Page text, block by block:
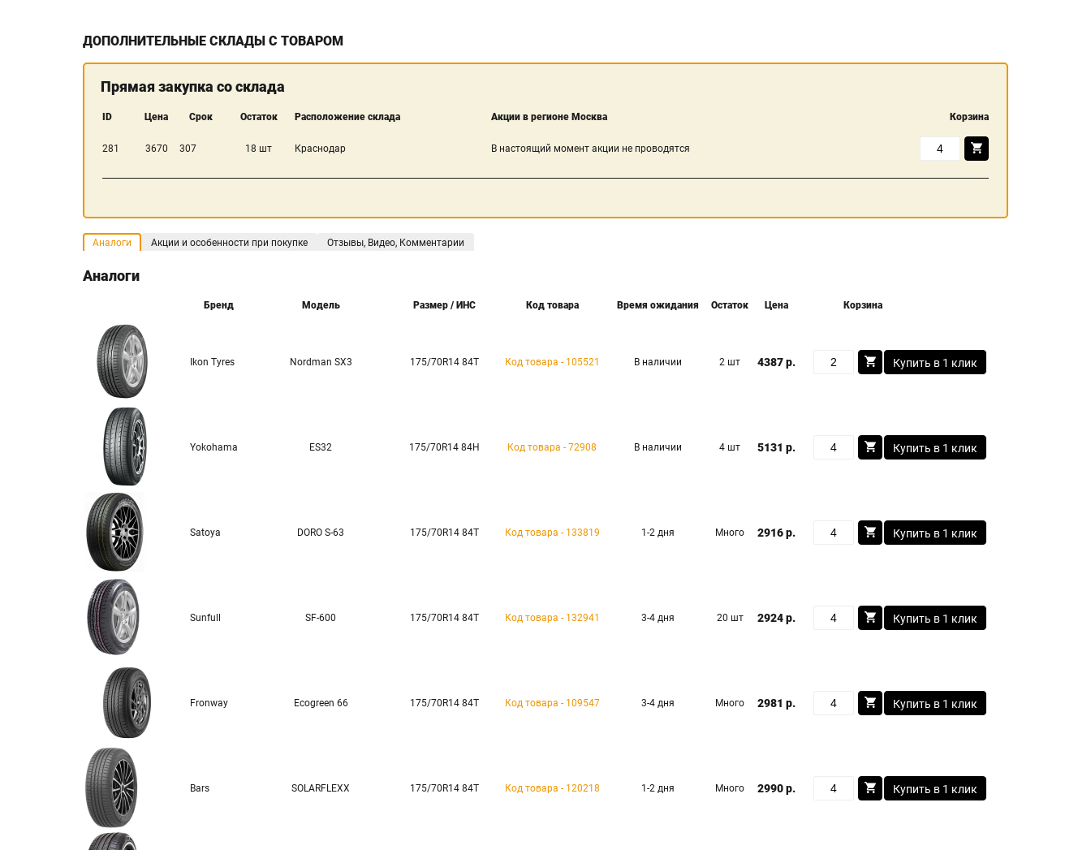
ДОПОЛНИТЕЛЬНЫЕ СКЛАДЫ С ТОВАРОМ
Прямая закупка со склада
ID Цена Срок Остаток Расположение склада Акции в регионе Москва Корзина
281 3670 307 18 шт Краснодар В настоящий момент акции не проводятся
Аналоги Акции и особенности при покупке Отзывы, Видео, Комментарии
Аналоги
Бренд Модель Размер / ИНС Код товара Время ожидания Остаток Цена Корзина
Ikon Tyres Nordman SX3 175/70R14 84T Код товара - 105521 В наличии 2 шт 4387 р. Купить в 1 клик
Yokohama ES32 175/70R14 84H Код товара - 72908 В наличии 4 шт 5131 р. Купить в 1 клик
Satoya DORO S-63 175/70R14 84T Код товара - 133819 1-2 дня Много 2916 р. Купить в 1 клик
Sunfull SF-600 175/70R14 84T Код товара - 132941 3-4 дня 20 шт 2924 р. Купить в 1 клик
Fronway Ecogreen 66 175/70R14 84T Код товара - 109547 3-4 дня Много 2981 р. Купить в 1 клик
Bars SOLARFLEXX 175/70R14 84T Код товара - 120218 1-2 дня Много 2990 р. Купить в 1 клик